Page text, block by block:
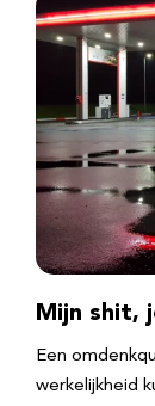
Mijn shit,
Een
werkelijkheid